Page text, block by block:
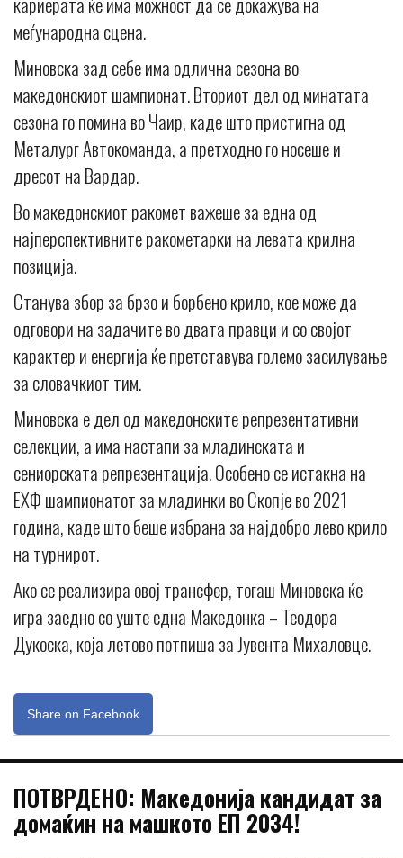
меѓународна сцена.
Миновска зад себе има одлична сезона во
македонскиот шампионат. Вториот дел од минатата
сезона го помина во Чаир, каде што пристигна од
Металург Автокоманда, а претходно го носеше и
дресот на Вардар.
Во македонскиот ракомет важеше за една од
најперспективните ракометарки на левата крилна
позиција.
Станува збор за брзо и борбено крило, кое може да
одговори на задачите во двата правци и со својот
карактер и енергија ќе претставува големо засилување
за словачкиот тим.
Миновска е дел од македонските репрезентативни
селекции, а има настапи за младинската и
сениорската репрезентација. Особено се истакна на
ЕХФ шампионатот за младинки во Скопје во 2021
година, каде што беше избрана за најдобро лево крило
на турнирот.
Ако се реализира овој трансфер, тогаш Миновска ќе
игра заедно со уште една Македонка – Теодора
Дукоска, која летово потпиша за Јувента Михаловце.
Share on Facebook
ПОТВРДЕНО: Македонија кандидат за
домаќин на машкото ЕП 2034!